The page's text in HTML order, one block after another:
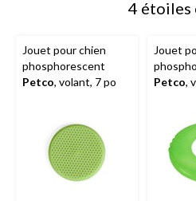
4 étoiles
Jouet pour chien
phosphorescent
Petco, volant, 7 po
Jouet
Petco,